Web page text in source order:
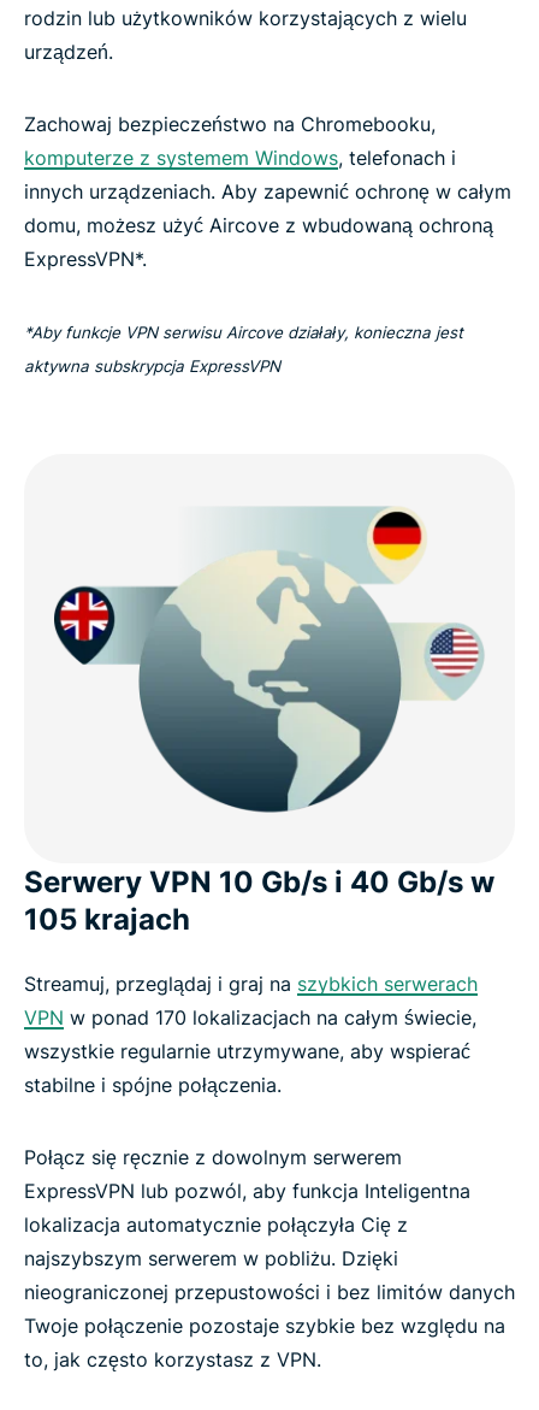
rodzin lub użytkowników korzystających z wielu
urządzeń.
Zachowaj bezpieczeństwo na Chromebooku,
komputerze z systemem Windows, telefonach i
innych urządzeniach. Aby zapewnić ochronę w całym
domu, możesz użyć Aircove z wbudowaną ochroną
ExpressVPN*.
*Aby funkcje VPN serwisu Aircove działały, konieczna jest
aktywna subskrypcja ExpressVPN
Serwery VPN 10 Gb/s i 40 Gb/s w
105 krajach
Streamuj, przeglądaj i graj na szybkich serwerach
VPN w ponad 170 lokalizacjach na całym świecie,
wszystkie regularnie utrzymywane, aby wspierać
stabilne i spójne połączenia.
Połącz się ręcznie z dowolnym serwerem
ExpressVPN lub pozwól, aby funkcja Inteligentna
lokalizacja automatycznie połączyła Cię z
najszybszym serwerem w pobliżu. Dzięki
nieograniczonej przepustowości i bez limitów danych
Twoje połączenie pozostaje szybkie bez względu na
to, jak często korzystasz z VPN.